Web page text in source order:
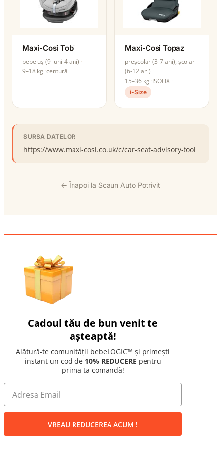
Maxi-Cosi Tobi
bebeluș (9 luni-4 ani)
9–18 kg centură
Maxi-Cosi Topaz
preșcolar (3-7 ani), școlar
(6-12 ani)
15–36 kg ISOFIX
i-Size
SURSA DATELOR
https://www.maxi-cosi.co.uk/c/car-seat-advisory-tool
← Înapoi la Scaun Auto Potrivit
Cadoul tău de bun venit te
așteaptă!
Alătură-te comunității bebeLOGIC™ și primești
instant un cod de 10% REDUCERE pentru
prima ta comandă!
VREAU REDUCEREA ACUM !